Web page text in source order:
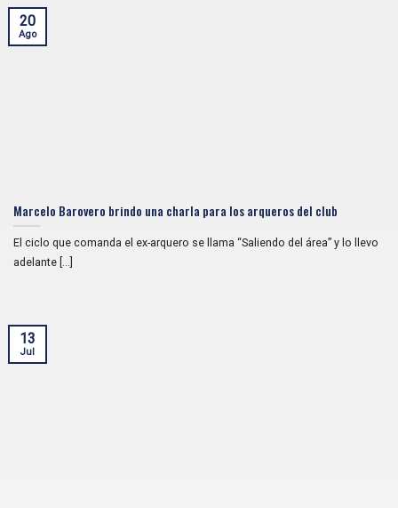
Marcelo Barovero brindo una charla para los arqueros del club
El ciclo que comanda el ex-arquero se llama “Saliendo del área” y lo llevo
adelante [...]
20
Ago
13
Jul